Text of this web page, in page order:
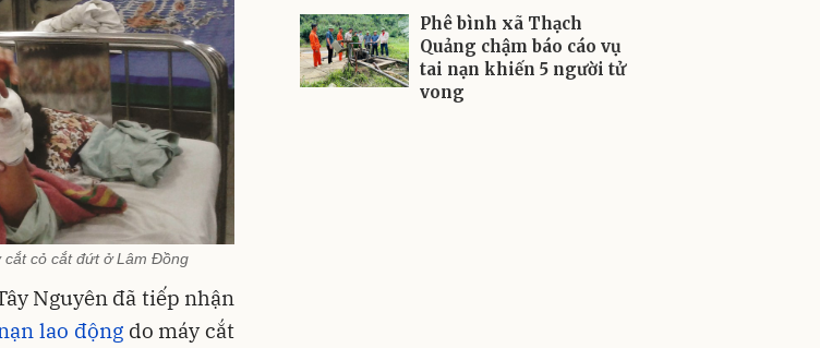
cắt cỏ cắt đứt ở Lâm Đồng
Nguyên đã tiếp nhận
lao độngdo máy cắt
Phê bình xã Thạch
Quảng chậm báo cáo vụ
tai nạn khiến 5 người tử
vong